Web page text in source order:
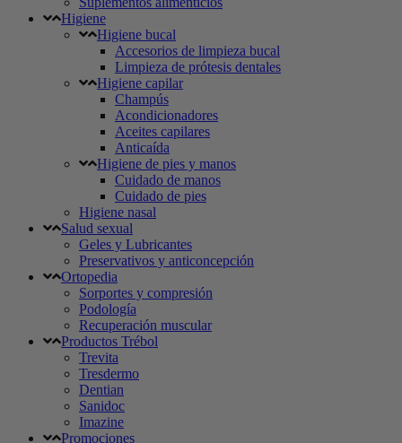
Higiene
Higiene bucal
Accesorios de limpieza bucal
Limpieza de prótesis dentales
Higiene capilar
Champús
Acondicionadores
Aceites capilares
Anticaída
Higiene de pies y manos
Cuidado de manos
Cuidado de pies
Higiene nasal
Salud sexual
Geles y Lubricantes
Preservativos y anticoncepción
Ortopedia
Sorportes y compresión
Podología
Recuperación muscular
Productos Trébol
Trevita
Tresdermo
Dentian
Sanidoc
Imazine
Promociones